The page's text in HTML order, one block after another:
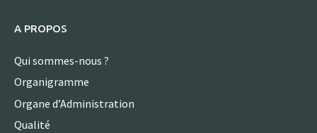
A PROPOS
Qui sommes-nous ?
Organigramme
Organe d’Administration
Qualité